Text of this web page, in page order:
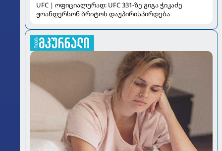
UFC | ოფიციალურად: UFC 331-ზე გიგა ჭიკაძე
ჟოანდერსონ ბრიტოს დაუპირისპირდება